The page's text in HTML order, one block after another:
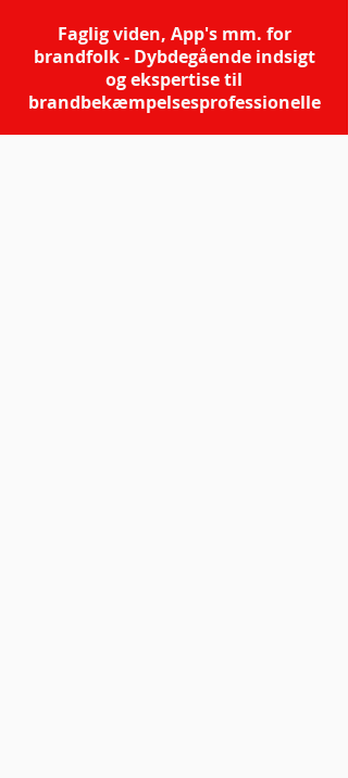
Faglig viden, App's mm. for
brandfolk - Dybdegående indsigt
og ekspertise til
brandbekæmpelsesprofessionelle